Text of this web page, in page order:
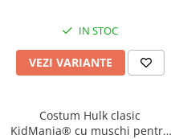
Costume Vrajitoare Copii
Costume pentru Halloween
Costume Populare
Pinata petreceriIN STOC
VEZI VARIANTE
Costum Hulk clasic
KidMania® cu muschi pentru